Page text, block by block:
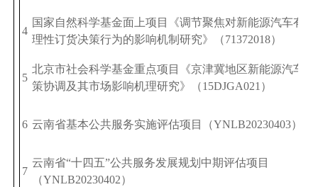
4
国家自然科学基金面上项目《调节聚焦对新能源汽车有限
理性订货决策行为的影响机制研究》（71372018）
5
北京市社会科学基金重点项目《京津冀地区新能源汽车政
策协调及其市场影响机理研究》（15DJGA021 ）
6 云南省基本公共服务实施评估项目（YNLB20230403）
7
云南省“十四五”公共服务发展规划中期评估项目
（YNLB20230402）